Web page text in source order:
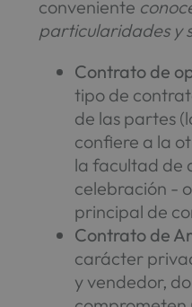
conveniente
particularidades y
Contrato de
tipo de
de las partes
confiere a la
la facultad de
celebración -
principal de
Contrato de
carácter
y vendedor,